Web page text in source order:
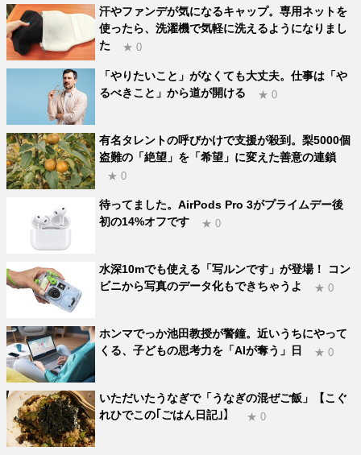
汗やファンデが気になるキャップ。専用ネットを
使ったら、洗濯機で気軽に洗えるようになりまし
た
★ 0
「やりたいこと」がなくても大丈夫。仕事は「や
るべきこと」から道が開ける
★ 0
有名タレントの呼びかけで支援が殺到。梨5000個
盗難の「絶望」を「希望」に変えた善意の連鎖
★ 0
待ってました。AirPods Pro 3がプライムデー後
初の14%オフです
★ 0
水深10mでも使える「写ルンです」が登場！ コン
ビニから写真のデータ化もできちゃうよ
★ 0
ホンマでっか池田教授が警鐘。近いうちにやって
くる、子どもの思考力を「AIが奪う」日
★ 0
いただいたうなぎで「うなぎの混ぜご飯」【こぐ
れひでこの｢ごはん日記｣】
★ 0